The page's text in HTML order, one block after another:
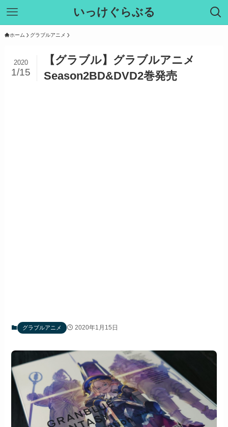
いっけぐらぶる
ホーム グラブルアニメ
【グラブル】グラブルアニメ
Season2BD&DVD2巻発売
2020
1/15
グラブルアニメ 2020年1月15日